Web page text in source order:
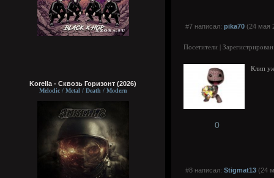
Korella - Сквозь Горизонт (2026)
Melodic / Metal / Death / Modern
#7 написал: pika70 (24 мая
Посетители |
Клип
0
#8 написал: Stigmat13 (24